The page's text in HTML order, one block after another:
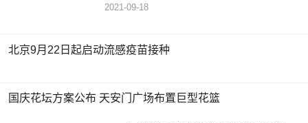
2021-09-18
北京9月22日起启动流感疫苗接种
国庆花坛方案公布 天安门广场布置巨型花篮